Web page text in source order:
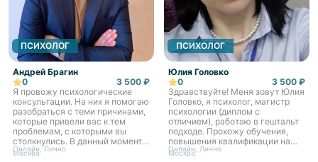
ПСИХОЛОГ
Андрей Брагин
0
3 500 ₽
Я провожу психологические
консультации. На них я помогаю
разобраться с теми причинами,
которые привели вас к тем
проблемам, с которыми вы
столкнулись. В данный момент я
обучаюсь методу гештальт
Онлайн, Лично
Москва
ПСИХОЛОГ
Юлия Головко
0
3 500 ₽
Здравствуйте! Меня зовут Юлия
Головко, я психолог, магистр
психологии (диплом с
отличием), работаю в гештальт
подходе. Прохожу обучения,
повышения квалификации на
постоянной основе - это
Онлайн, Лично
Москва